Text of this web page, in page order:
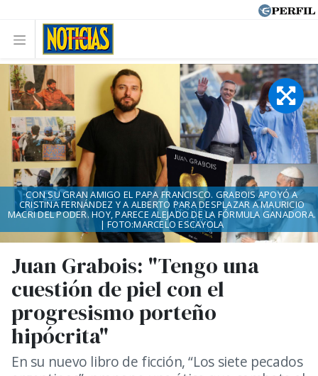
Juan Grabois: "Tengo una
cuestión de piel con el
progresismo porteño
hipócrita"
En su nuevo libro de ficción, “Los siete pecados
CON SU GRAN AMIGO EL PAPA FRANCISCO. GRABOIS APOYÓ A
CRISTINA FERNÁNDEZ Y A ALBERTO PARA DESPLAZAR A MAURICIO
MACRI DEL PODER. HOY, PARECE ALEJADO DE LA FÓRMULA GANADORA.
| FOTO:MARCELO ESCAYOLA